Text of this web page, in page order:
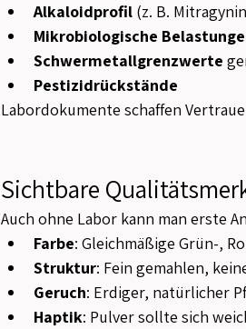
Alkaloidprofil (z. B.
Mikrobiologische
Schwermetallgrenzwerte
Pestizidrückstände
Labordokumente schaffen
Sichtbare
Auch ohne Labor kann man erste
Farbe: Gleichmäßige Grün-,
Struktur: Fein gemahlen,
Geruch: Erdiger, natürlicher
Haptik: Pulver sollte sich